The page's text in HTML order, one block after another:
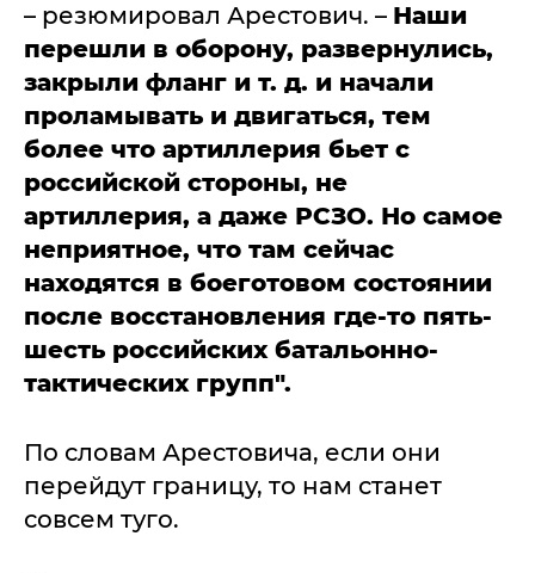
– резюмировал Арестович. – Наши
перешли в оборону, развернулись,
закрыли фланг и т. д. и начали
проламывать и двигаться, тем
более что артиллерия бьет с
российской стороны, не
артиллерия, а даже РСЗО. Но самое
неприятное, что там сейчас
находятся в боеготовом состоянии
после восстановления где-то пять-
шесть российских батальонно-
тактических групп".
По словам Арестовича, если они
перейдут границу, то нам станет
совсем туго.